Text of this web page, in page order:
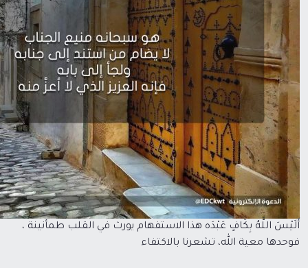
أَلَيْسَ اللَّهُ بِكَافٍ عَبْدَه هذا الاستفهام يورث في القلب طمأنينة ،
فوحدها معية الله، تشعرنا بالاكتفاء